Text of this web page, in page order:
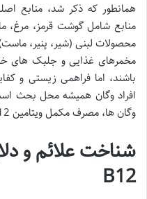
منابع شامل گوشت قرمز، مرغ،
محصولات لبنی (شیر، پنیر،
باشند، اما فراهمی زیستی و
افراد وگان همیشه محل بحث
وگان ها، مصرف مکمل ویتامین B12 اغلب ضروری تلقی می شود.
شناخت علائم و
B12